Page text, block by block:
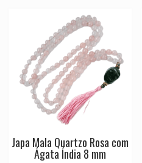
Japa Mala Quartzo Rosa com
Ágata Índia 8 mm